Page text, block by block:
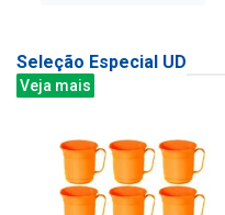
Seleção Especial UD
Veja mais